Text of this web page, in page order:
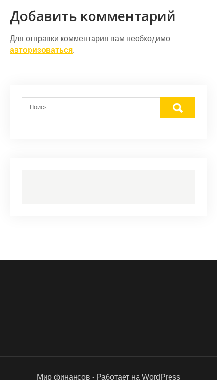
Добавить комментарий
Для отправки комментария вам необходимо
авторизоваться.
Мир финансов - Работает на WordPress